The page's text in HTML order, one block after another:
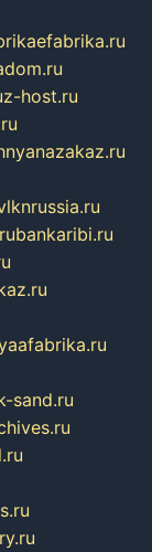
z-host.ru
bankaribi.ru
sand.ru